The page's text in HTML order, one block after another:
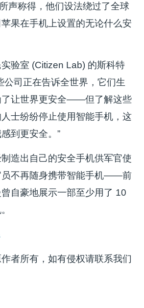
声称得，他们设法绕过了全球
果在手机上设置的无论什么安
验室 (Citizen Lab) 的斯科特
公司正在告诉全世界，它们生
了让世界更安全——但了解这些
士纷纷停止使用智能手机，这
到更安全。”
造出自己的安全手机供军官使
员不再随身携带智能手机——前
自豪地展示一部至少用了 10
者所有，如有侵权请联系我们